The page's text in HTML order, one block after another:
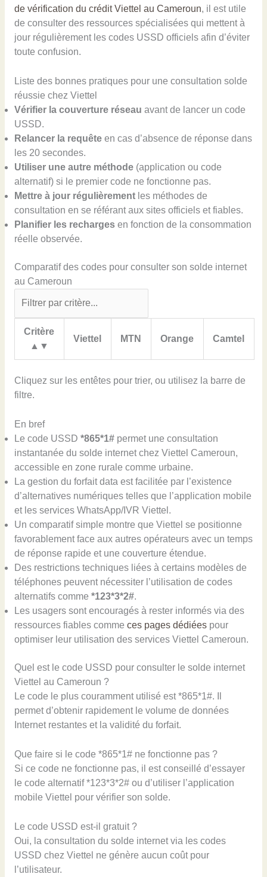
de vérification du crédit Viettel au Cameroun, il est utile
de consulter des ressources spécialisées qui mettent à
jour régulièrement les codes USSD officiels afin d’éviter
toute confusion.
Liste des bonnes pratiques pour une consultation solde
réussie chez Viettel
Vérifier la couverture réseau avant de lancer un code
USSD.
Relancer la requêteen cas d’absence de réponse dans
les 20 secondes.
Utiliser une autre méthode(application ou code
alternatif) si le premier code ne fonctionne pas.
Mettre à jour régulièrementles méthodes de
consultation en se référant aux sites officiels et fiables.
Planifier les rechargesen fonction de la consommation
réelle observée.
Comparatif des codes pour consulter son solde internet
au Cameroun
Critère
▲▼
Viettel MTN Orange Camtel
Cliquez sur les entêtes pour trier, ou utilisez la barre de
filtre.
En bref
Le code USSD *865*1#permet une consultation
instantanée du solde internet chez Viettel Cameroun,
accessible en zone rurale comme urbaine.
La gestion du forfait data est facilitée par l’existence
d’alternatives numériques telles que l’application mobile
et les services WhatsApp/IVR Viettel.
Un comparatif simple montre que Viettel se positionne
favorablement face aux autres opérateurs avec un temps
de réponse rapide et une couverture étendue.
Des restrictions techniques liées à certains modèles de
téléphones peuvent nécessiter l’utilisation de codes
alternatifs comme *123*3*2#.
Les usagers sont encouragés à rester informés via des
ressources fiables comme ces pages dédiéespour
optimiser leur utilisation des services Viettel Cameroun.
Quel est le code USSD pour consulter le solde internet
Viettel au Cameroun ?
Le code le plus couramment utilisé est *865*1#. Il
permet d’obtenir rapidement le volume de données
Internet restantes et la validité du forfait.
Que faire si le code *865*1# ne fonctionne pas ?
Si ce code ne fonctionne pas, il est conseillé d’essayer
le code alternatif *123*3*2# ou d’utiliser l’application
mobile Viettel pour vérifier son solde.
Le code USSD est-il gratuit ?
Oui, la consultation du solde internet via les codes
USSD chez Viettel ne génère aucun coût pour
l’utilisateur.